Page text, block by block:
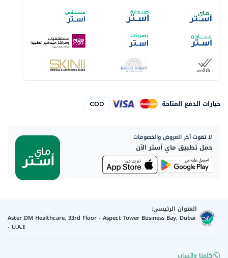
خيارات الدفع المتاحة
لا تفوت آخر العروض والخصومات
حمل تطبيق ماي أستر الآن
العنوان الرئيسي:
Aster DM Healthcare, 33rd Floor - Aspect Tower Business Bay, Dubai
- U.A.E
كلمنا واتساب